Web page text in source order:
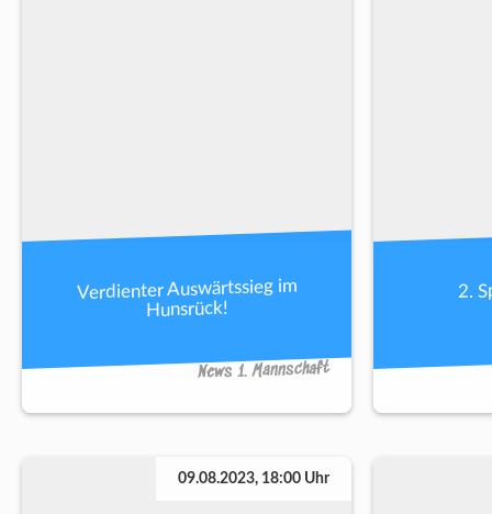
Verdienter Auswärtssieg im
Hunsrück!
News 1. Mannschaft
2.
09.08.2023, 18:00 Uhr